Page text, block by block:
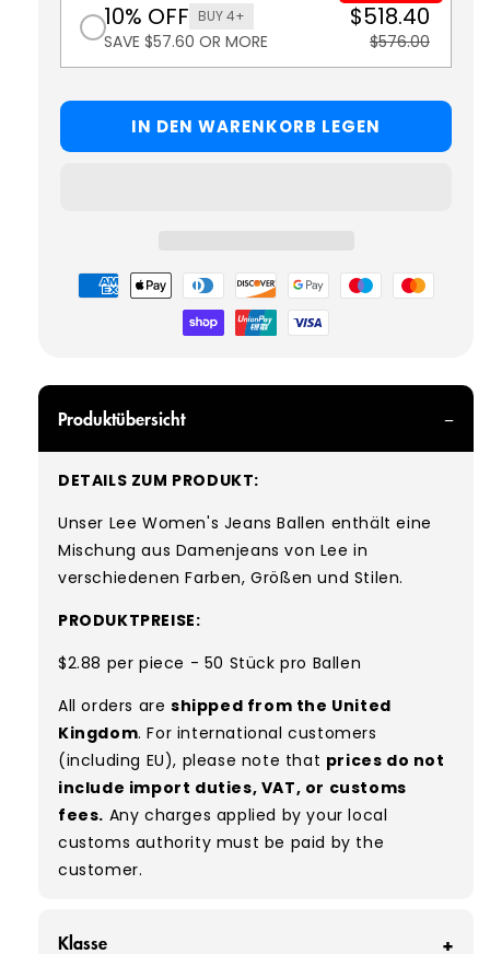
10% OFF BUY 4+
SAVE $57.60 OR MORE
$518.40
$576.00
IN DEN WARENKORB LEGEN
Zahlungsmöglichkeiten
Produktübersicht
DETAILS ZUM PRODUKT:
Unser Lee Women's Jeans Ballen enthält eine
Mischung aus Damenjeans von Lee in
verschiedenen Farben, Größen und Stilen.
PRODUKTPREISE:
$2.88 per piece - 50 Stück pro Ballen
All orders are shipped from the United
Kingdom. For international customers
(including EU), please note that prices do not
include import duties, VAT, or customs
fees. Any charges applied by your local
customs authority must be paid by the
customer.
Klasse